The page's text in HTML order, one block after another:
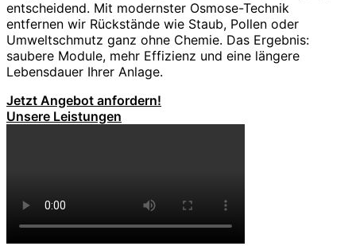
entscheidend. Mit modernster Osmose-Technik
entfernen wir Rückstände wie Staub, Pollen oder
Umweltschmutz ganz ohne Chemie. Das Ergebnis:
saubere Module, mehr Effizienz und eine längere
Lebensdauer Ihrer Anlage.
Jetzt Angebot anfordern!
Unsere Leistungen